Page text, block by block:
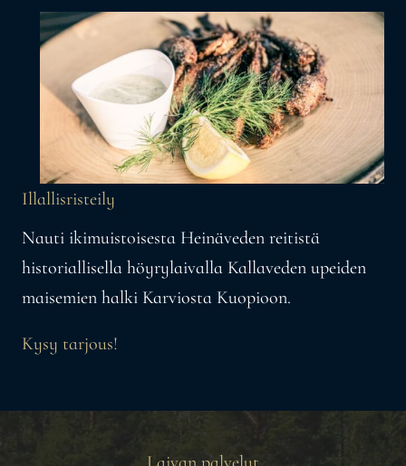
Illallisristeily
Nauti ikimuistoisesta Heinäveden reitistä
historiallisella höyrylaivalla Kallaveden upeiden
maisemien halki Karviosta Kuopioon.
Kysy tarjous!